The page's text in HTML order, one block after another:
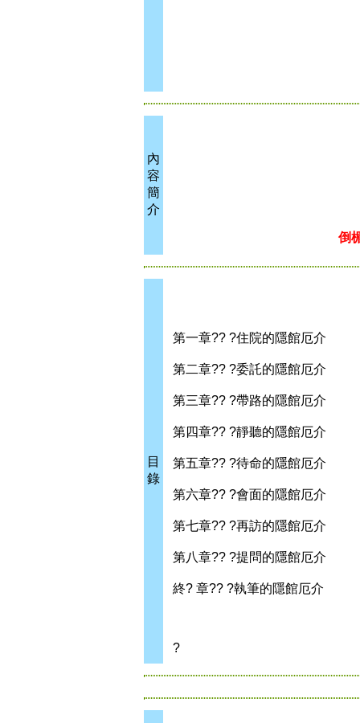
內
容
簡
介
倒
目
錄
第一章?? ?住院的隱館厄介
第二章?? ?委託的隱館厄介
第三章?? ?帶路的隱館厄介
第四章?? ?靜聽的隱館厄介
第五章?? ?待命的隱館厄介
第六章?? ?會面的隱館厄介
第七章?? ?再訪的隱館厄介
第八章?? ?提問的隱館厄介
終? 章?? ?執筆的隱館厄介
?